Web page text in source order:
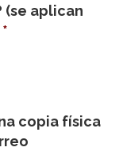
(se aplican
*
copia física